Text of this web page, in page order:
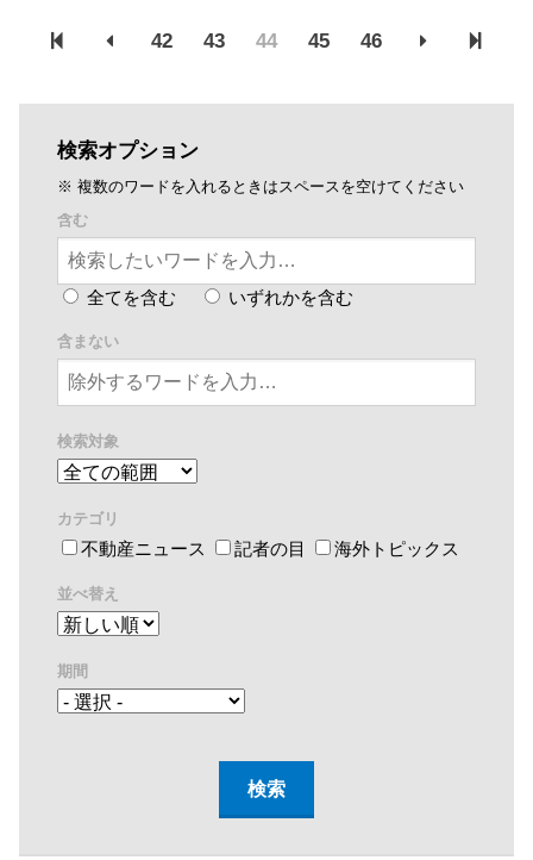
42 43 44 45 46
検索オプション
※ 複数のワードを入れるときはスペースを空けてください
含む
全てを含む いずれかを含む
含まない
検索対象
カテゴリ
不動産ニュース 記者の目 海外トピックス
並べ替え
期間